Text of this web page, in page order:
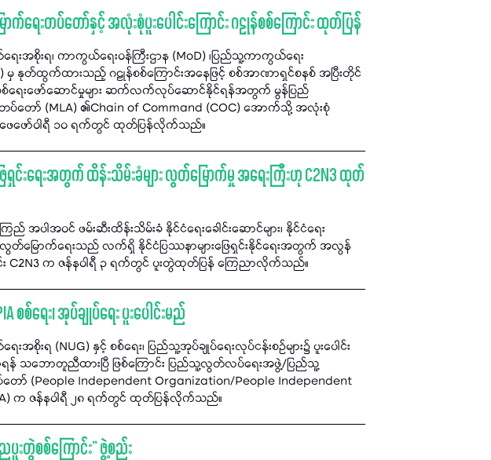
က်ရေးတပ်တော်နှင့် အလုံးစုံပူးပေါင်းကြောင်း ဂဠုန်စစ်ကြောင်း ထုတ်ပြန်
းအစိုးရ၊ ကာကွယ်ရေးဝန်ကြီးဌာန (MoD) ၊ပြည်သူ့ကာကွယ်ရေး
မှ နုတ်ထွက်ထားသည့် ဂဠုန်စစ်ကြောင်းအနေဖြင့် စစ်အာဏာရှင်စနစ် အပြီးတိုင်
စစ်ရေးဖော်ဆောင်မှုများ ဆက်လက်လုပ်ဆောင်နိုင်ရန်အတွက် မွန်ပြည်
ပ်တော် (MLA) ၏Chain of Command (COC) အောက်သို့ အလုံးစုံ
း ဖေဖော်ဝါရီ ၁၀ ရက်တွင် ထုတ်ပြန်လိုက်သည်။
ရှင်းရေးအတွက် ထိန်းသိမ်းခံများ လွတ်မြောက်မှု အရေးကြီးဟု C2N3 ထုတ်
ည် အပါအဝင် ဖမ်းဆီးထိန်းသိမ်းခံ နိုင်ငံရေးခေါင်းဆောင်များ၊ နိုင်ငံရေး
လွတ်မြောက်ရေးသည် လက်ရှိ နိုင်ငံပြဿနာများဖြေရှင်းနိုင်ရေးအတွက် အလွန်
င်း C2N3 က ဇန်နဝါရီ ၃ ရက်တွင် ပူးတွဲထုတ်ပြန် ကြေညာလိုက်သည်။
စစ်ရေး၊ အုပ်ချုပ်ရေး ပူးပေါင်းမည်
အစိုးရ (NUG) နှင့် စစ်ရေး၊ ပြည်သူ့အုပ်ချုပ်ရေးလုပ်ငန်းစဉ်များ၌ ပူးပေါင်း
သဘောတူညီထားပြီ ဖြစ်ကြောင်း ပြည်သူ့လွတ်လပ်ရေးအဖွဲ့/ပြည်သူ့
ာ် (People Independent Organization/People Independent
က ဇန်နဝါရီ ၂၈ ရက်တွင် ထုတ်ပြန်လိုက်သည်။
ပူးတွဲစစ်ကြောင်း” ဖွဲ့စည်း